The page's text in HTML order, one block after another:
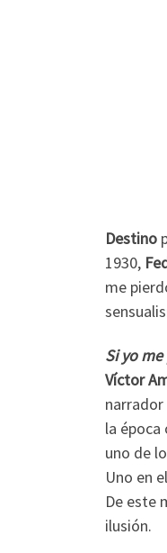
Destino
1930,
me
Si yo
Víctor
la
uno de
Uno en
De este
ilusión.